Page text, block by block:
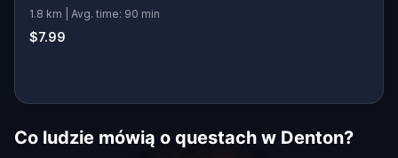
1.8 km | Avg. time: 90 min
$7.99
Co ludzie mówią o questach w Denton?